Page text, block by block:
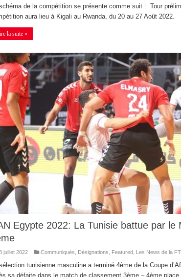
de la compétition se présente comme suit : Tour
aura lieu à Kigali au Rwanda, du 20 au 27 Août 2022.
la suite »
Egypte 2022: La Tunisie battue par le
juillet 2022 Communiqués Désignations Featured Les News de la
tunisienne masculine a terminé 4ème de la Coupe
sa défaite dans le match de classement 3ème – 4ème